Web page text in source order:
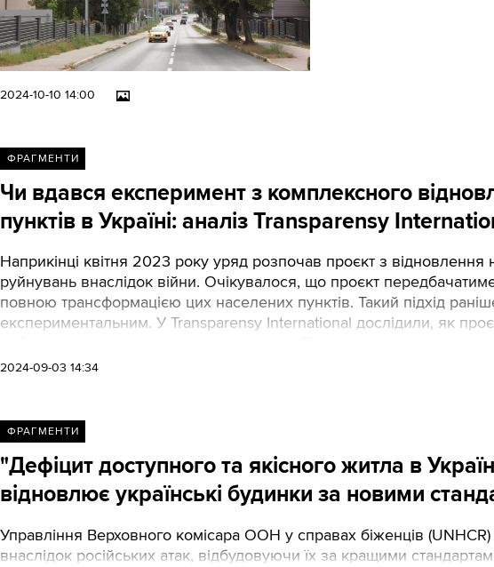
2024-10-10 14:00
ФРАГМЕНТИ
Чи вдався експеримент з комплексного
пунктів в Україні: аналіз Transparensy
Наприкінці квітня 2023 року уряд розпочав проєкт з відновлення
руйнувань внаслідок війни. Очікувалося, що проєкт
повною трансформацією цих населених пунктів. Такий підхід
експериментальним. У Transparensy International дослідили, як
2024-09-03 14:34
ФРАГМЕНТИ
"Дефіцит доступного та якісного житла в
відновлює українські будинки за новими
Управління Верховного комісара ООН у справах біженців
внаслідок російських атак, відбудовуючи їх за кращими